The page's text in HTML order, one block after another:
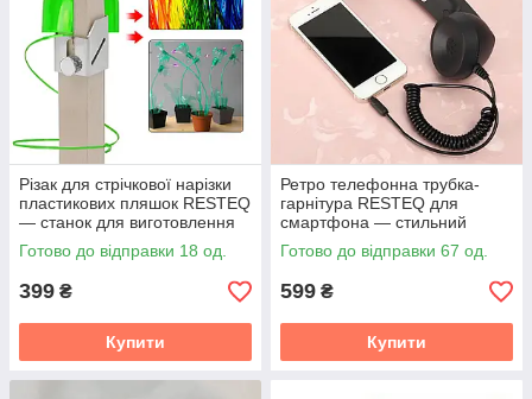
Різак для стрічкової нарізки
пластикових пляшок RESTEQ
— станок для виготовлення
термострічки з ПЕТ-тари
Готово до відправки 18 од.
399 ₴
Купити
Ретро телефонна трубка-
гарнітура RESTEQ для
смартфона — стильний
аксесуар із
шумозаглушенням та якісним
Готово до відправки 67 од.
599 ₴
Купити